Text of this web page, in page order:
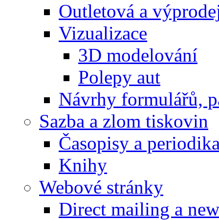
Outletová a
Vizualizace
3D modelování
Polepy aut
Návrhy formulářů,
Sazba a zlom tiskovin
Časopisy a
Knihy
Webové stránky
Direct mailing a